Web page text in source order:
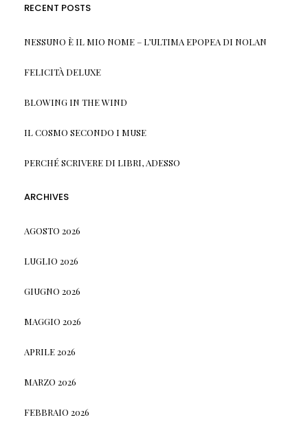
RECENT POSTS
NESSUNO È IL MIO NOME – L’ULTIMA EPOPEA DI NOLAN
FELICITÀ DELUXE
BLOWING IN THE WIND
IL COSMO SECONDO I MUSE
PERCHÉ SCRIVERE DI LIBRI, ADESSO
ARCHIVES
AGOSTO 2026
LUGLIO 2026
GIUGNO 2026
MAGGIO 2026
APRILE 2026
MARZO 2026
FEBBRAIO 2026